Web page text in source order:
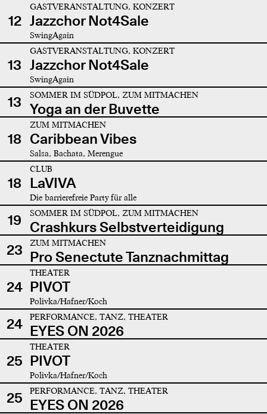
12
GASTVERANSTALTUNG, KONZERT
Jazzchor Not4Sale
SwingAgain
13
GASTVERANSTALTUNG, KONZERT
Jazzchor Not4Sale
SwingAgain
13 SOMMER IM SÜDPOL, ZUM MITMACHEN
Yoga an der Buvette
18
ZUM MITMACHEN
Caribbean Vibes
Salsa, Bachata, Merengue
18
CLUB
LaVIVA
Die barrierefreie Party für alle
19 SOMMER IM SÜDPOL, ZUM MITMACHEN
Crashkurs Selbstverteidigung
23
ZUM MITMACHEN
Pro Senectute Tanznachmittag
24
THEATER
PIVOT
Polivka/Hafner/Koch
24 PERFORMANCE, TANZ, THEATER
EYES ON 2026
25
THEATER
PIVOT
Polivka/Hafner/Koch
25 PERFORMANCE, TANZ, THEATER
EYES ON 2026